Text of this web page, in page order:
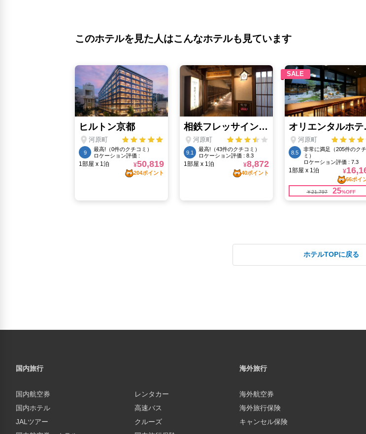
このホテルを見た人はこんなホテルも見ています
ホテルTOPに戻る
国内旅行
国内航空券
国内ホテル
JALツアー
レンタカー
高速バス
クルーズ
海外旅行
海外航空券
海外旅行保険
キャンセル保険